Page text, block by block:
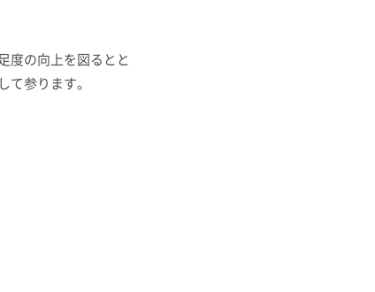
度の向上を図るとと
参ります。